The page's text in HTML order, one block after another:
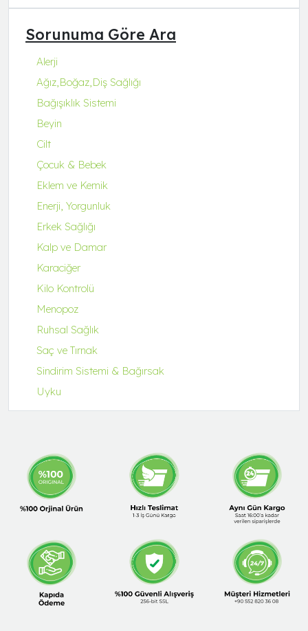
Q-Collagen
Q-Fit
Q-MENA
Q-UZU
ROBİN&ODİN
Sorunuma Göre Ara
Alerji
Ağız,Boğaz,Diş Sağlığı
Bağışıklık Sistemi
Beyin
Cilt
Çocuk & Bebek
Eklem ve Kemik
Enerji, Yorgunluk
Erkek Sağlığı
Kalp ve Damar
Karaciğer
Kilo Kontrolü
Menopoz
Ruhsal Sağlık
Saç ve Tırnak
Sindirim Sistemi & Bağırsak
Uyku